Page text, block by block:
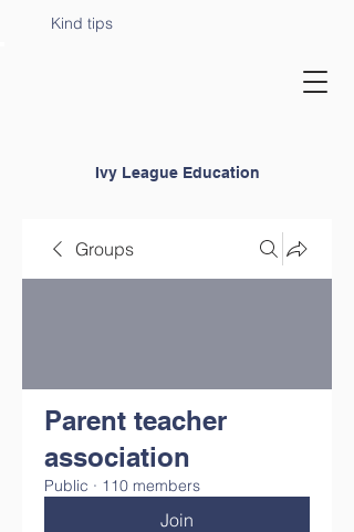
Ivy League Education
Kind tips
Groups
Parent teacher
association
Public · 110 members
Join